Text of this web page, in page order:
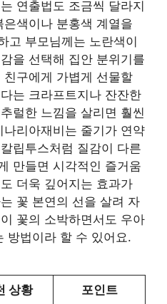
연출법도 조금씩 달라지
색이나 분홍색 계열을
고 부모님께는 노란색이
을 선택해 집안 분위기를
구에게 가볍게 선물할
는 크라프트지나 잔잔한
럴한 느낌을 살리면 훨씬
리아재비는 줄기가 연약
립투스처럼 질감이 다른
만들면 시각적인 즐거움
더욱 깊어지는 효과가
꽃 본연의 선을 살려 자
꽃의 소박하면서도 우아
방법이라 할 수 있어요.
상황 포인트